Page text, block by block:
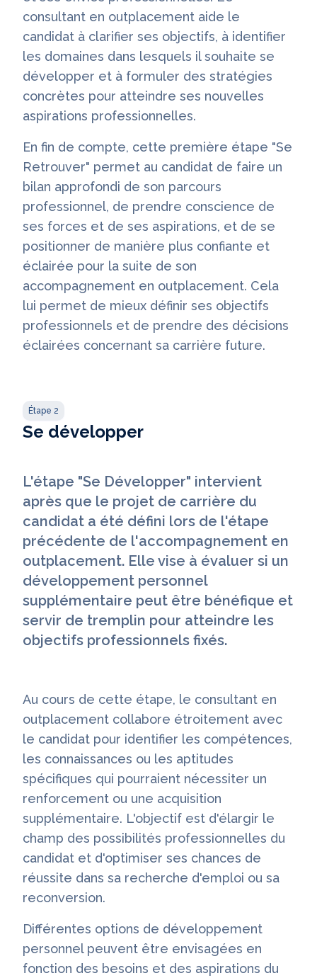
consultant en outplacement aide le
candidat à clarifier ses objectifs, à identifier
les domaines dans lesquels il souhaite se
développer et à formuler des stratégies
concrètes pour atteindre ses nouvelles
aspirations professionnelles.
En fin de compte, cette première étape "Se
Retrouver" permet au candidat de faire un
bilan approfondi de son parcours
professionnel, de prendre conscience de
ses forces et de ses aspirations, et de se
positionner de manière plus confiante et
éclairée pour la suite de son
accompagnement en outplacement. Cela
lui permet de mieux définir ses objectifs
professionnels et de prendre des décisions
éclairées concernant sa carrière future.
Se développer
Étape 2
L'étape "Se Développer" intervient
après que le projet de carrière du
candidat a été défini lors de l'étape
précédente de l'accompagnement en
outplacement. Elle vise à évaluer si un
développement personnel
supplémentaire peut être bénéfique et
servir de tremplin pour atteindre les
objectifs professionnels fixés.
Au cours de cette étape, le consultant en
outplacement collabore étroitement avec
le candidat pour identifier les compétences,
les connaissances ou les aptitudes
spécifiques qui pourraient nécessiter un
renforcement ou une acquisition
supplémentaire. L'objectif est d'élargir le
champ des possibilités professionnelles du
candidat et d'optimiser ses chances de
réussite dans sa recherche d'emploi ou sa
reconversion.
Différentes options de développement
personnel peuvent être envisagées en
fonction des besoins et des aspirations du